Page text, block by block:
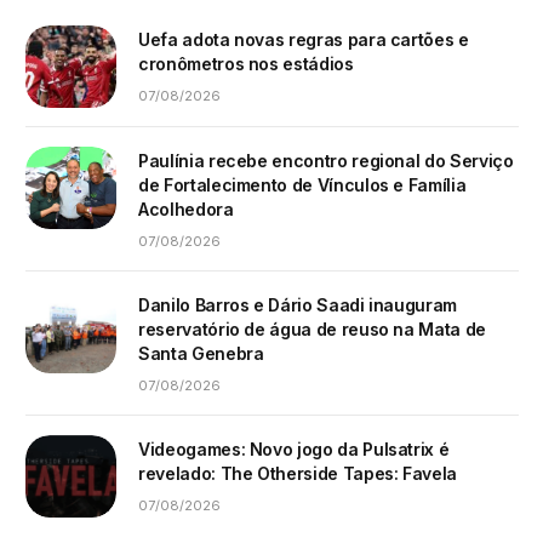
Uefa adota novas regras para cartões e
cronômetros nos estádios
07/08/2026
Paulínia recebe encontro regional do Serviço
de Fortalecimento de Vínculos e Família
Acolhedora
07/08/2026
Danilo Barros e Dário Saadi inauguram
reservatório de água de reuso na Mata de
Santa Genebra
07/08/2026
Videogames: Novo jogo da Pulsatrix é
revelado: The Otherside Tapes: Favela
07/08/2026